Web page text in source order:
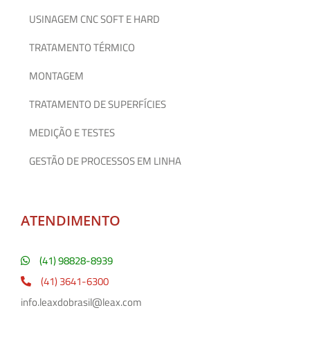
USINAGEM CNC SOFT E HARD
TRATAMENTO TÉRMICO
MONTAGEM
TRATAMENTO DE SUPERFÍCIES
MEDIÇÃO E TESTES
GESTÃO DE PROCESSOS EM LINHA
ATENDIMENTO
(41) 98828-8939
(41) 3641-6300
info.leaxdobrasil@leax.com